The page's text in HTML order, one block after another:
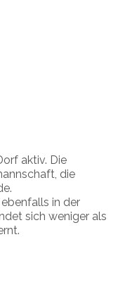
aktiv. Die
die
in der
sich weniger als